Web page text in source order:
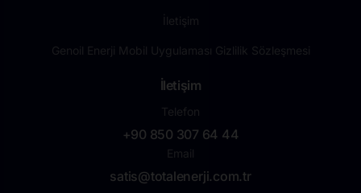
İletişim
Genoil Enerji Mobil Uygulaması Gizlilik Sözleşmesi
İletişim
Telefon
+90 850 307 64 44
Email
satis@totalenerji.com.tr